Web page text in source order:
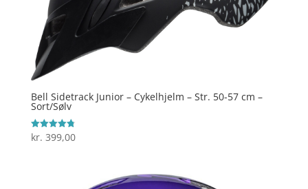
Bell Sidetrack Junior – Cykelhjelm – Str. 50-57 cm –
Sort/Sølv
Vurderet
4.8
kr. 399,00